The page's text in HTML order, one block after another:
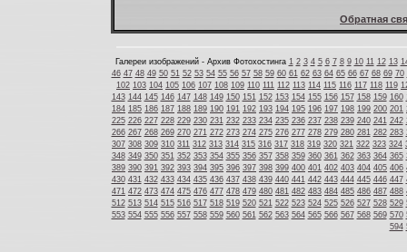
Обратная
Галереи изображений - Архив Фотохостинга 1 2 3 4 5 6 7 8 9 10 11 12 13
46 47 48 49 50 51 52 53 54 55 56 57 58 59 60 61 62 63 64 65 66 67 68 69 70
102 103 104 105 106 107 108 109 110 111 112 113 114 115 116 117 118 119
143 144 145 146 147 148 149 150 151 152 153 154 155 156 157 158 159 160
184 185 186 187 188 189 190 191 192 193 194 195 196 197 198 199 200 201
225 226 227 228 229 230 231 232 233 234 235 236 237 238 239 240 241 242
266 267 268 269 270 271 272 273 274 275 276 277 278 279 280 281 282 283
307 308 309 310 311 312 313 314 315 316 317 318 319 320 321 322 323 324
348 349 350 351 352 353 354 355 356 357 358 359 360 361 362 363 364 365
389 390 391 392 393 394 395 396 397 398 399 400 401 402 403 404 405 406
430 431 432 433 434 435 436 437 438 439 440 441 442 443 444 445 446 447
471 472 473 474 475 476 477 478 479 480 481 482 483 484 485 486 487 488
512 513 514 515 516 517 518 519 520 521 522 523 524 525 526 527 528 529
553 554 555 556 557 558 559 560 561 562 563 564 565 566 567 568 569 570
594